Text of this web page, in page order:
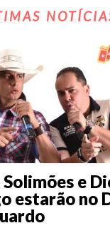
e
estarão no